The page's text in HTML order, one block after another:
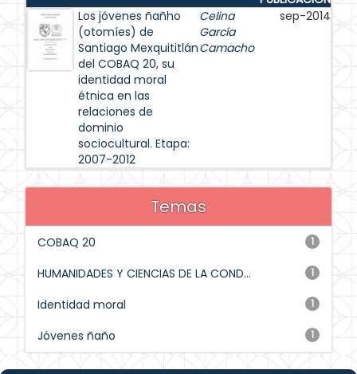
Los jóvenes ñañho
(otomíes) de
Santiago Mexquititlán
del COBAQ 20, su
identidad moral
étnica en las
relaciones de
dominio
sociocultural. Etapa:
2007-2012
Celina
García
Camacho
sep-2014
Temas
1
COBAQ 20
1
HUMANIDADES Y CIENCIAS DE LA COND...
1
Identidad moral
1
Jóvenes ñaño